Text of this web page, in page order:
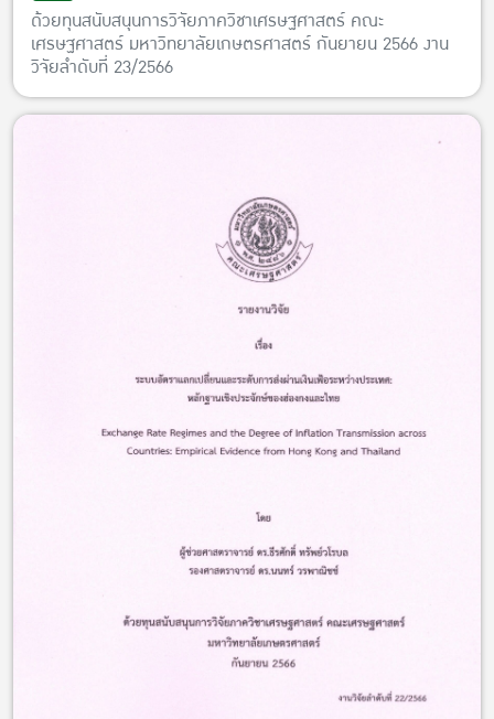
ด้วยทุนสนับสนุนการวิจัยภาควิชาเศรษฐศาสตร์ คณะ
เศรษฐศาสตร์ มหาวิทยาลัยเกษตรศาสตร์ กันยายน 2566 งาน
วิจัยลำดับที่ 23/2566